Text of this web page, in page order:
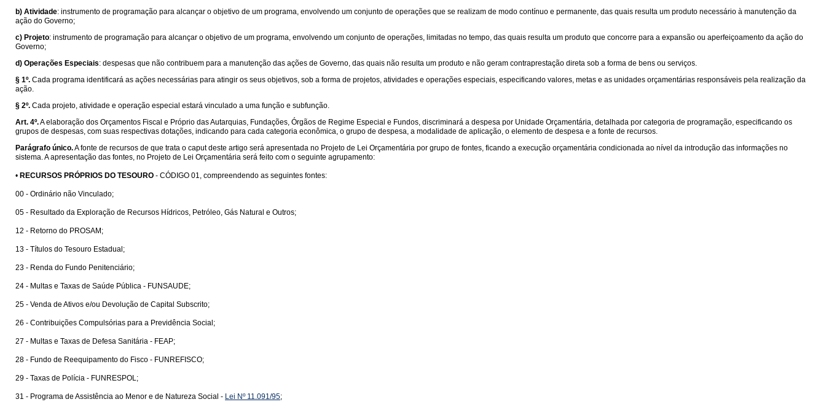
b) Atividade: instrumento de programação para alcançar o objetivo de um programa, envolvendo um conjunto de operações que se realizam de modo contínuo e permanente, das quais resulta um produto necessário à manutenção da
ação do Governo;
c) Projeto: instrumento de programação para alcançar o objetivo de um programa, envolvendo um conjunto de operações, limitadas no tempo, das quais resulta um produto que concorre para a expansão ou aperfeiçoamento da ação do
Governo;
d) Operações Especiais: despesas que não contribuem para a manutenção das ações de Governo, das quais não resulta um produto e não geram contraprestação direta sob a forma de bens ou serviços.
§ 1º. Cada programa identificará as ações necessárias para atingir os seus objetivos, sob a forma de projetos, atividades e operações especiais, especificando valores, metas e as unidades orçamentárias responsáveis pela realização da
ação.
§ 2º. Cada projeto, atividade e operação especial estará vinculado a uma função e subfunção.
Art. 4º.A elaboração dos Orçamentos Fiscal e Próprio das Autarquias, Fundações, Órgãos de Regime Especial e Fundos, discriminará a despesa por Unidade Orçamentária, detalhada por categoria de programação, especificando os
grupos de despesas, com suas respectivas dotações, indicando para cada categoria econômica, o grupo de despesa, a modalidade de aplicação, o elemento de despesa e a fonte de recursos.
Parágrafo único.A fonte de recursos de que trata o caput deste artigo será apresentada no Projeto de Lei Orçamentária por grupo de fontes, ficando a execução orçamentária condicionada ao nível da introdução das informações no
sistema. A apresentação das fontes, no Projeto de Lei Orçamentária será feito com o seguinte agrupamento:
• RECURSOS PRÓPRIOS DO TESOURO - CÓDIGO 01, compreendendo as seguintes fontes:
00 - Ordinário não Vinculado;
05 - Resultado da Exploração de Recursos Hídricos, Petróleo, Gás Natural e Outros;
12 - Retorno do PROSAM;
13 - Títulos do Tesouro Estadual;
23 - Renda do Fundo Penitenciário;
24 - Multas e Taxas de Saúde Pública - FUNSAUDE;
25 - Venda de Ativos e/ou Devolução de Capital Subscrito;
26 - Contribuições Compulsórias para a Previdência Social;
27 - Multas e Taxas de Defesa Sanitária - FEAP;
28 - Fundo de Reequipamento do Fisco - FUNREFISCO;
29 - Taxas de Polícia - FUNRESPOL;
31 - Programa de Assistência ao Menor e de Natureza Social - Lei Nº 11.091/95;